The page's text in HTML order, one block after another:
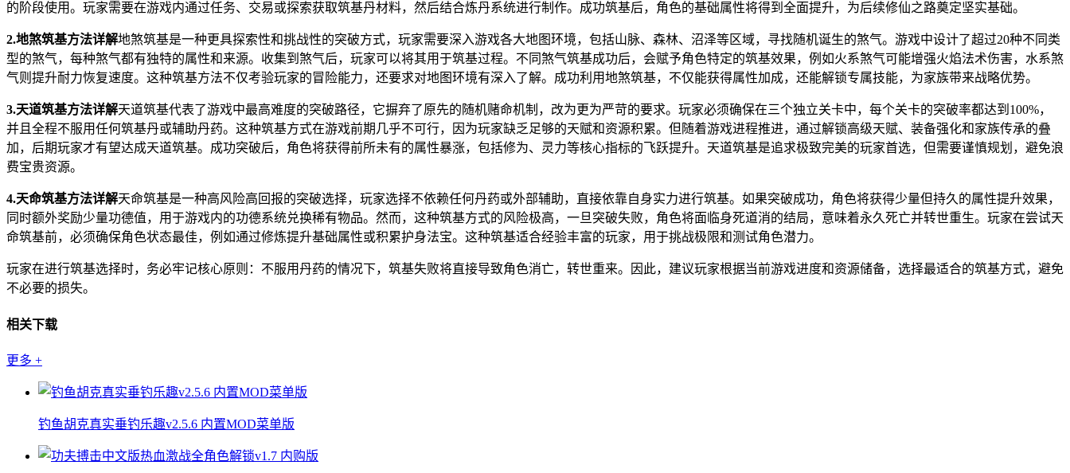
的阶段使用。玩家需要在游戏内通过任务、交易或探索获取筑基丹材料，然后结合炼丹系统进行制作。成功筑基后，角色的基础属性将得到全面提升，为后续修仙之路奠定坚实基础。
2.地煞筑基方法详解地煞筑基是一种更具探索性和挑战性的突破方式，玩家需要深入游戏各大地图环境，包括山脉、森林、沼泽等区域，寻找随机诞生的煞气。游戏中设计了超过20种不同类
型的煞气，每种煞气都有独特的属性和来源。收集到煞气后，玩家可以将其用于筑基过程。不同煞气筑基成功后，会赋予角色特定的筑基效果，例如火系煞气可能增强火焰法术伤害，水系煞
气则提升耐力恢复速度。这种筑基方法不仅考验玩家的冒险能力，还要求对地图环境有深入了解。成功利用地煞筑基，不仅能获得属性加成，还能解锁专属技能，为家族带来战略优势。
3.天道筑基方法详解天道筑基代表了游戏中最高难度的突破路径，它摒弃了原先的随机赌命机制，改为更为严苛的要求。玩家必须确保在三个独立关卡中，每个关卡的突破率都达到100%，
并且全程不服用任何筑基丹或辅助丹药。这种筑基方式在游戏前期几乎不可行，因为玩家缺乏足够的天赋和资源积累。但随着游戏进程推进，通过解锁高级天赋、装备强化和家族传承的叠
加，后期玩家才有望达成天道筑基。成功突破后，角色将获得前所未有的属性暴涨，包括修为、灵力等核心指标的飞跃提升。天道筑基是追求极致完美的玩家首选，但需要谨慎规划，避免浪
费宝贵资源。
4.天命筑基方法详解天命筑基是一种高风险高回报的突破选择，玩家选择不依赖任何丹药或外部辅助，直接依靠自身实力进行筑基。如果突破成功，角色将获得少量但持久的属性提升效果，
同时额外奖励少量功德值，用于游戏内的功德系统兑换稀有物品。然而，这种筑基方式的风险极高，一旦突破失败，角色将面临身死道消的结局，意味着永久死亡并转世重生。玩家在尝试天
命筑基前，必须确保角色状态最佳，例如通过修炼提升基础属性或积累护身法宝。这种筑基适合经验丰富的玩家，用于挑战极限和测试角色潜力。
玩家在进行筑基选择时，务必牢记核心原则：不服用丹药的情况下，筑基失败将直接导致角色消亡，转世重来。因此，建议玩家根据当前游戏进度和资源储备，选择最适合的筑基方式，避免
不必要的损失。
相关下载
更多 +
钓鱼胡克真实垂钓乐趣v2.5.6 内置MOD菜单版